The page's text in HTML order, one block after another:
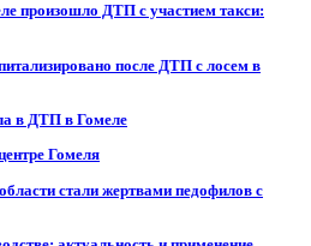
произошло ДТП с участием такси:
после ДТП с лосем в
в ДТП в Гомеле
Гомеля
стали жертвами педофилов с